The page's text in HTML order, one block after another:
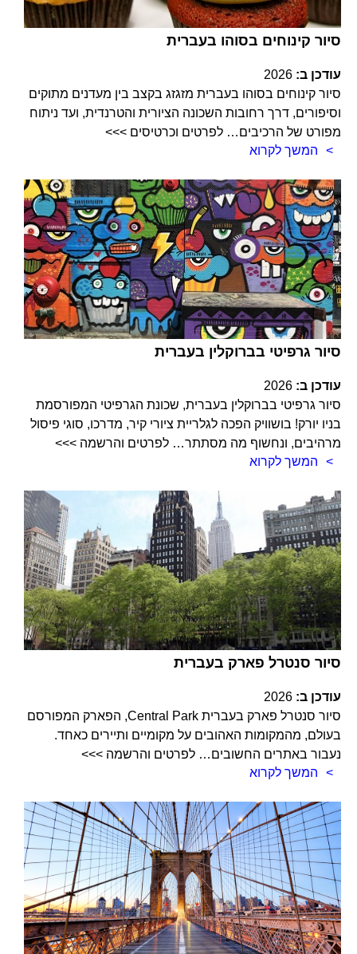
סיור קינוחים בסוהו בעברית
עודכן ב: 2026
סיור קינוחים בסוהו בעברית מזגזג בקצב בין מעדנים מתוקים
וסיפורים, דרך רחובות השכונה הציורית והטרנדית, ועד ניתוח
מפורט של הרכיבים… לפרטים וכרטיסים >>>
המשך לקרוא
סיור גרפיטי בברוקלין בעברית
עודכן ב: 2026
סיור גרפיטי בברוקלין בעברית, שכונת הגרפיטי המפורסמת
בניו יורק! בושוויק הפכה לגלריית ציורי קיר, מדרכו, סוגי פיסול
מרהיבים, ונחשוף מה מסתתר… לפרטים והרשמה >>>
המשך לקרוא
סיור סנטרל פארק בעברית
עודכן ב: 2026
סיור סנטרל פארק בעברית Central Park, הפארק המפורסם
בעולם, מהמקומות האהובים על מקומיים ותיירים כאחד.
נעבור באתרים החשובים… לפרטים והרשמה >>>
המשך לקרוא